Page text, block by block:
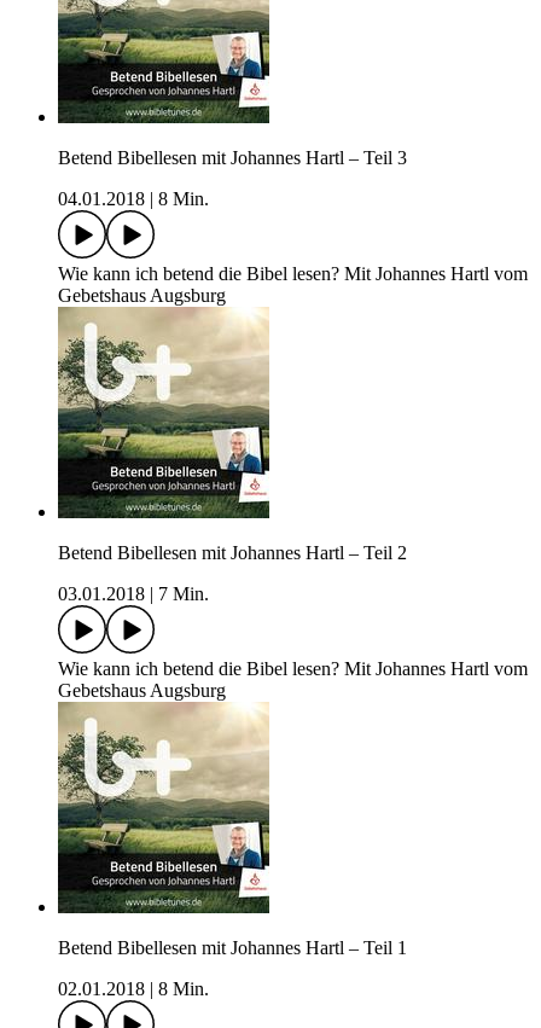
Betend Bibellesen mit Johannes Hartl – Teil 3
04.01.2018
8 Min.
Wie kann ich betend die Bibel lesen? Mit Johannes Hartl vom
Gebetshaus Augsburg
Betend Bibellesen mit Johannes Hartl – Teil 2
03.01.2018
7 Min.
Wie kann ich betend die Bibel lesen? Mit Johannes Hartl vom
Gebetshaus Augsburg
Betend Bibellesen mit Johannes Hartl – Teil 1
02.01.2018
8 Min.